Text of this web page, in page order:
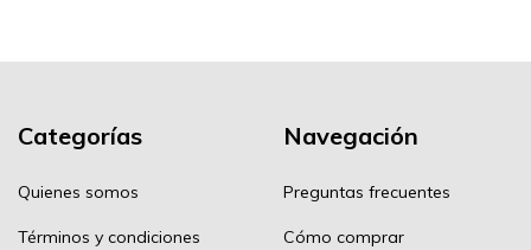
Categorías
Quienes somos
Términos y condiciones
Navegación
Preguntas frecuentes
Cómo comprar